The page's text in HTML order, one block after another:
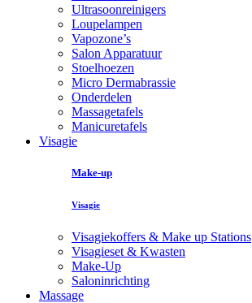
Ultrasoonreinigers
Loupelampen
Vapozone’s
Salon Apparatuur
Stoelhoezen
Micro Dermabrassie
Onderdelen
Massagetafels
Manicuretafels
Visagie
Make-up
Visagie
Visagiekoffers & Make up Stations
Visagieset & Kwasten
Make-Up
Saloninrichting
Massage